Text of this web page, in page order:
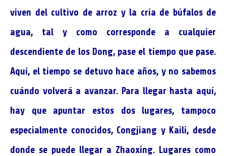
viven del cultivo de arroz y la cría de búfalos de
agua, tal y como corresponde a cualquier
descendiente de los Dong, pase el tiempo que pase.
Aquí, el tiempo se detuvo hace años, y no sabemos
cuándo volverá a avanzar. Para llegar hasta aquí,
hay que apuntar estos dos lugares, tampoco
especialmente conocidos, Congjiang y Kaili, desde
donde se puede llegar a Zhaoxing. Lugares como